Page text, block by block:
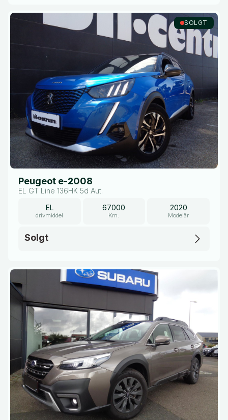
SOLGT
Peugeot e-2008
EL GT Line 136HK 5d Aut.
EL
drivmiddel
67000
Km.
2020
Modelår
Solgt